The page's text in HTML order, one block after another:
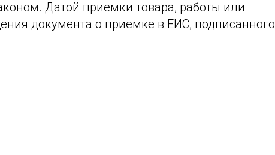
Датой приемки товара, работы или
документа о приемке в ЕИС, подписанного